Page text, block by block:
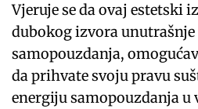
Vjeruje se da ovaj estetski
dubokog izvora unutrašnje
samopouzdanja,
da prihvate svoju pravu
energiju samopouzdanja u